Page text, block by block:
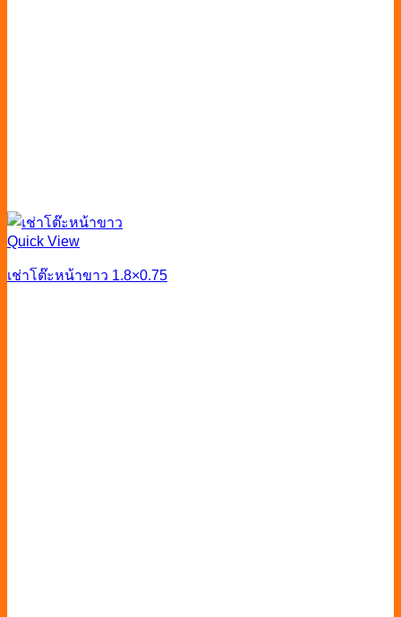
Quick View
เช่าโต๊ะหน้าขาว 1.8×0.75